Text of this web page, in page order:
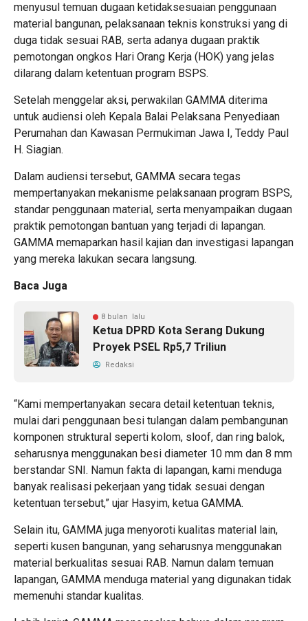
menyusul temuan dugaan ketidaksesuaian penggunaan
material bangunan, pelaksanaan teknis konstruksi yang di
duga tidak sesuai RAB, serta adanya dugaan praktik
pemotongan ongkos Hari Orang Kerja (HOK) yang jelas
dilarang dalam ketentuan program BSPS.
Setelah menggelar aksi, perwakilan GAMMA diterima
untuk audiensi oleh Kepala Balai Pelaksana Penyediaan
Perumahan dan Kawasan Permukiman Jawa I, Teddy Paul
H. Siagian.
Dalam audiensi tersebut, GAMMA secara tegas
mempertanyakan mekanisme pelaksanaan program BSPS,
standar penggunaan material, serta menyampaikan dugaan
praktik pemotongan bantuan yang terjadi di lapangan.
GAMMA memaparkan hasil kajian dan investigasi lapangan
yang mereka lakukan secara langsung.
Baca Juga
8 bulan lalu
Ketua DPRD Kota Serang Dukung
Proyek PSEL Rp5,7 Triliun
Redaksi
“Kami mempertanyakan secara detail ketentuan teknis,
mulai dari penggunaan besi tulangan dalam pembangunan
komponen struktural seperti kolom, sloof, dan ring balok,
seharusnya menggunakan besi diameter 10 mm dan 8 mm
berstandar SNI. Namun fakta di lapangan, kami menduga
banyak realisasi pekerjaan yang tidak sesuai dengan
ketentuan tersebut,” ujar Hasyim, ketua GAMMA.
Selain itu, GAMMA juga menyoroti kualitas material lain,
seperti kusen bangunan, yang seharusnya menggunakan
material berkualitas sesuai RAB. Namun dalam temuan
lapangan, GAMMA menduga material yang digunakan tidak
memenuhi standar kualitas.